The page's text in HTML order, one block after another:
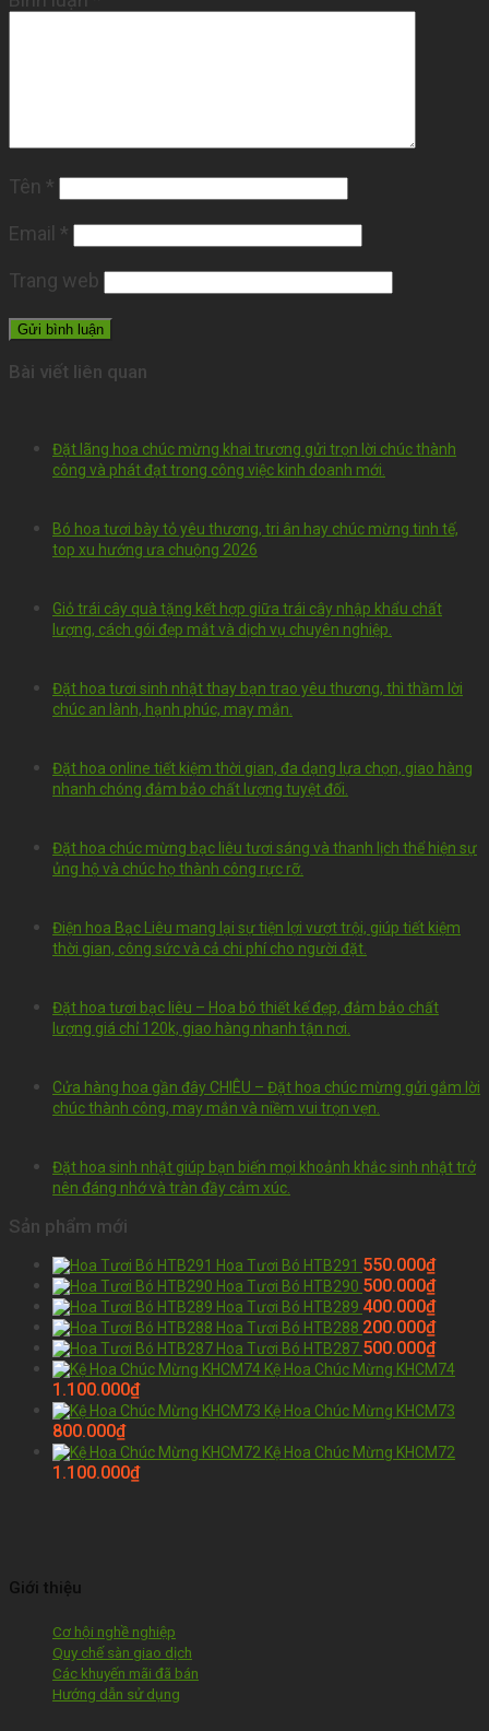
Tên *
Email *
Trang web
Bài viết liên quan
Đặt lãng hoa chúc mừng khai trương gửi trọn lời chúc thành
công và phát đạt trong công việc kinh doanh mới.
Bó hoa tươi bày tỏ yêu thương, tri ân hay chúc mừng tinh tế,
top xu hướng ưa chuộng 2026
Giỏ trái cây quà tặng kết hợp giữa trái cây nhập khẩu chất
lượng, cách gói đẹp mắt và dịch vụ chuyên nghiệp.
Đặt hoa tươi sinh nhật thay bạn trao yêu thương, thì thầm lời
chúc an lành, hạnh phúc, may mắn.
Đặt hoa online tiết kiệm thời gian, đa dạng lựa chọn, giao hàng
nhanh chóng đảm bảo chất lượng tuyệt đối.
Đặt hoa chúc mừng bạc liêu tươi sáng và thanh lịch thể hiện sự
ủng hộ và chúc họ thành công rực rỡ.
Điện hoa Bạc Liêu mang lại sự tiện lợi vượt trội, giúp tiết kiệm
thời gian, công sức và cả chi phí cho người đặt.
Đặt hoa tươi bạc liêu – Hoa bó thiết kế đẹp, đảm bảo chất
lượng giá chỉ 120k, giao hàng nhanh tận nơi.
Cửa hàng hoa gần đây CHIÊU – Đặt hoa chúc mừng gửi gắm lời
chúc thành công, may mắn và niềm vui trọn vẹn.
Đặt hoa sinh nhật giúp bạn biến mọi khoảnh khắc sinh nhật trở
nên đáng nhớ và tràn đầy cảm xúc.
Sản phẩm mới
Hoa Tươi Bó HTB291 550.000₫
Hoa Tươi Bó HTB290 500.000₫
Hoa Tươi Bó HTB289 400.000₫
Hoa Tươi Bó HTB288 200.000₫
Hoa Tươi Bó HTB287 500.000₫
Kệ Hoa Chúc Mừng KHCM74
1.100.000₫
Kệ Hoa Chúc Mừng KHCM73
800.000₫
Kệ Hoa Chúc Mừng KHCM72
1.100.000₫
Giới thiệu
Cơ hội nghề nghiệp
Quy chế sàn giao dịch
Các khuyến mãi đã bán
Hướng dẫn sử dụng